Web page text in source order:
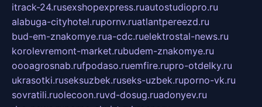
itrack-24.rusexshopexpress.ruautostudiopro.ru
alabuga-cityhotel.rupornv.ruatlantpereezd.ru
bud-em-znakomye.rua-cdc.ruelektrostal-news.ru
korolevremont-market.rubudem-znakomye.ru
oooagrosnab.rufpodaso.ruemfire.rupro-otdelky.ru
ukrasotki.ruseksuzbek.ruseks-uzbek.ruporno-vk.ru
sovratili.ruolecoon.ruvd-dosug.ruadonyev.ru